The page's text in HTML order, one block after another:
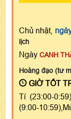
Chủ nhật,
lịch
Ngày CANH
Hoàng đạo (tư
GIỜ TỐT
Tí (23:00-
(9:00-